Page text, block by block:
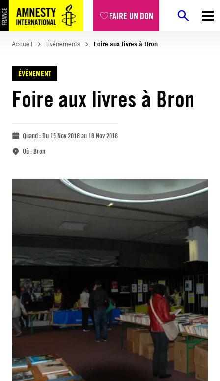
FAIRE UN DON
Accueil Évènements Foire aux livres à Bron
ÉVÈNEMENT
Foire aux livres à Bron
Quand :Du 15 Nov 2018 au 16 Nov 2018
Où :Bron